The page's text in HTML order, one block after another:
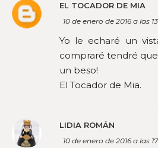
EL TOCADOR DE MIA
10 de enero de 2016 a las
Yo le echaré un
compraré tendré
un beso!
El Tocador de Mia.
LIDIA ROMÁN
10 de enero de 2016 a las